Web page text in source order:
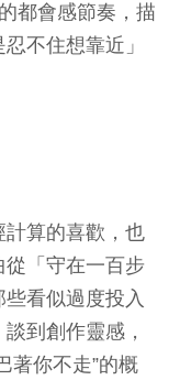
都會感節奏，描
不住想靠近」
計算的喜歡，也
從「守在一百步
看似過度投入
到創作靈感，
著你不走”的概